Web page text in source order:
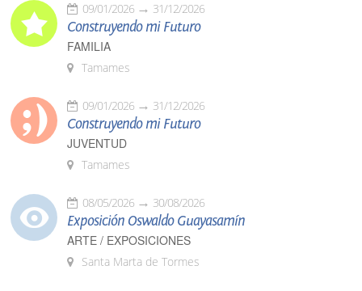
09/01/2026 31/12/2026
Construyendo mi Futuro
FAMILIA
Tamames
09/01/2026 31/12/2026
Construyendo mi Futuro
JUVENTUD
Tamames
08/05/2026 30/08/2026
Exposición Oswaldo Guayasamín
ARTE / EXPOSICIONES
Santa Marta de Tormes